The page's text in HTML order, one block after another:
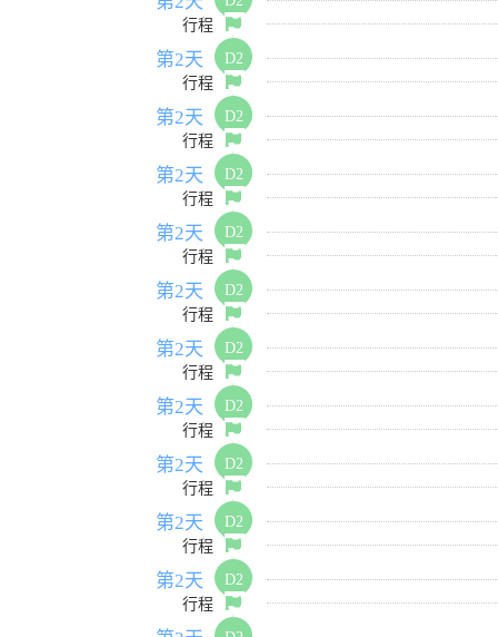
行程
第2天
D2
行程
第2天
D2
行程
第2天
D2
行程
第2天
D2
行程
第2天
D2
行程
第2天
D2
行程
第2天
D2
行程
第2天
D2
行程
第2天
D2
行程
第2天
D2
行程